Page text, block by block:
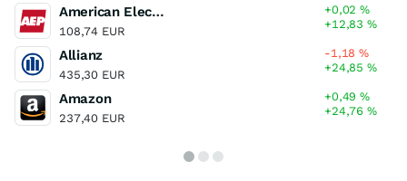
American Electric Power
108,74 EUR
+0,02%
+12,83%
Allianz
435,30 EUR
-1,18%
+24,85%
Amazon
237,40 EUR
+0,49%
+24,76%